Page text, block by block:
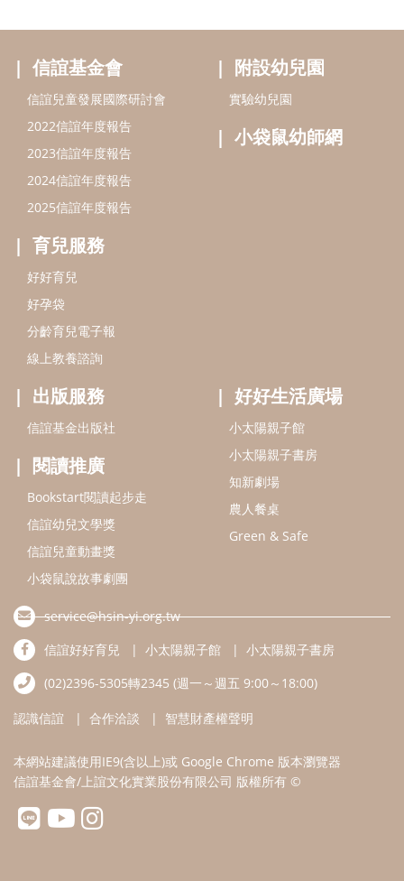
信誼基金會
信誼兒童發展國際研討會
2022信誼年度報告
2023信誼年度報告
2024信誼年度報告
2025信誼年度報告
育兒服務
好好育兒
好孕袋
分齡育兒電子報
線上教養諮詢
附設幼兒園
實驗幼兒園
小袋鼠幼師網
出版服務
信誼基金出版社
閱讀推廣
Bookstart閱讀起步走
信誼幼兒文學獎
信誼兒童動畫獎
小袋鼠說故事劇團
好好生活廣場
小太陽親子館
小太陽親子書房
知新劇場
農人餐桌
Green & Safe
service@hsin-yi.org.tw
信誼好好育兒
小太陽親子館
小太陽親子書房
(02)2396-5305轉2345 (週一～週五 9:00～18:00)
認識信誼 合作洽談 智慧財產權聲明
本網站建議使用IE9(含以上)或 Google Chrome 版本瀏覽器
信誼基金會/上誼文化實業股份有限公司 版權所有 ©